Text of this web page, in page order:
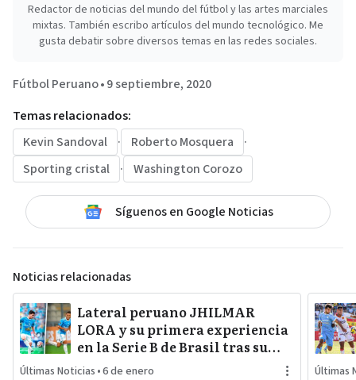
Redactor de noticias del mundo del fútbol y las artes marciales
mixtas. También escribo artículos del mundo tecnológico. Me
gusta debatir sobre diversos temas en las redes sociales.
Fútbol Peruano•9 septiembre, 2020
Temas relacionados:
Kevin Sandoval
· Roberto Mosquera
·
Sporting cristal
· Washington Corozo
Síguenos en Google Noticias
Noticias relacionadas
Lateral peruano JHILMAR
LORA y su primera experiencia
en la Serie B de Brasil tras su
salida de SPORTING CRISTAL
Últimas Noticias •6 de enero Últimas